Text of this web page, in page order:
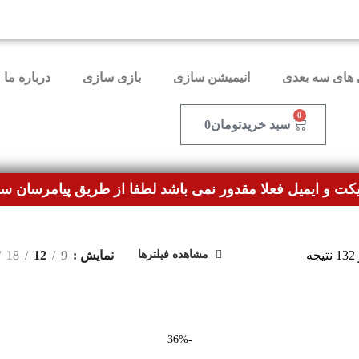
های سه بعدی انیمیشن سازی بازی سازی درباره ما
تومان0
0
سبد خرید
و ایمیل فعلا مقدور نمی باشد لطفا از طریق پیامرسان
مشاهده فیلترها نمایش 9
12
18
-36%